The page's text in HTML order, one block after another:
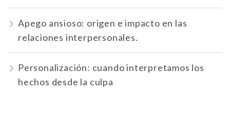
Apego ansioso: origen e impacto en las
relaciones interpersonales.
Personalización: cuando interpretamos los
hechos desde la culpa